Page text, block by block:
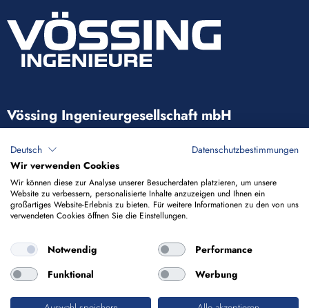
Vössing Ingenieurgesellschaft mbH
Brunnenstraße 29-31
40223 Düsseldorf
+49 211 9054-5
info@voessing.de
Deutsch
Datenschutzbestimmungen
Wir verwenden Cookies
Wir können diese zur Analyse unserer Besucherdaten platzieren, um unsere
Website zu verbessern, personalisierte Inhalte anzuzeigen und Ihnen ein
großartiges Website-Erlebnis zu bieten. Für weitere Informationen zu den von uns
verwendeten Cookies öffnen Sie die Einstellungen.
Notwendig
Performance
Funktional
Werbung